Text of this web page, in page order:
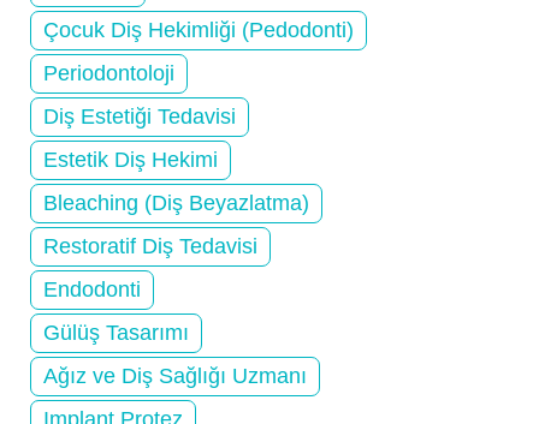
Çocuk Diş Hekimliği (Pedodonti)
Periodontoloji
Diş Estetiği Tedavisi
Estetik Diş Hekimi
Bleaching (Diş Beyazlatma)
Restoratif Diş Tedavisi
Endodonti
Gülüş Tasarımı
Ağız ve Diş Sağlığı Uzmanı
Implant Protez